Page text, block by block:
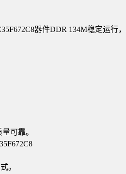
35F672C8器件DDR 134M稳定运行，
可靠。
35F672C8
。